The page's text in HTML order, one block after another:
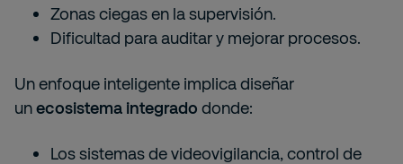
Zonas ciegas en la supervisión.
Dificultad para auditar y mejorar procesos.
Un enfoque inteligente implica diseñar
unecosistema integrado donde:
Los sistemas de videovigilancia, control de